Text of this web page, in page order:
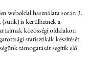
weboldal használata során 3.
is kerülhetnek a
közösségi oldalakon
statisztikák készítését
támogatását segítik elő.